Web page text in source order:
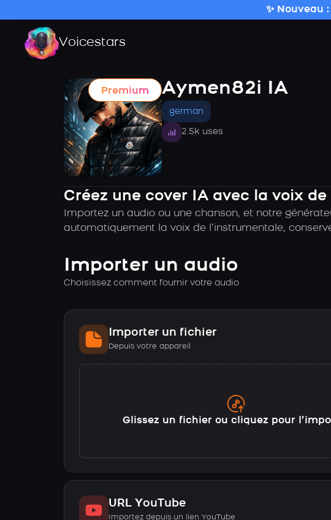
✨ Nouveau
Voicestars
Premium Aymen82i IA
german
2.5k uses
Créez une cover IA avec la voix
Importez un audio ou une chanson, et notre
automatiquement la voix de l’instrumentale,
Importer un audio
Choisissez comment fournir votre audio
Importer un fichier
Depuis votre appareil
Glissez un fichier ou cliquez pour
URL YouTube
Importez depuis un lien YouTube